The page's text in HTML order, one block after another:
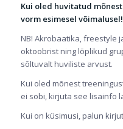
Kui oled huvitatud
vorm esimesel võimalusel!
NB! Akrobaatika, freestyle
oktoobrist ning lõplikud
sõltuvalt huviliste arvust.
Kui oled mõnest
ei sobi, kirjuta see lisainfo
Kui on küsimusi, palun